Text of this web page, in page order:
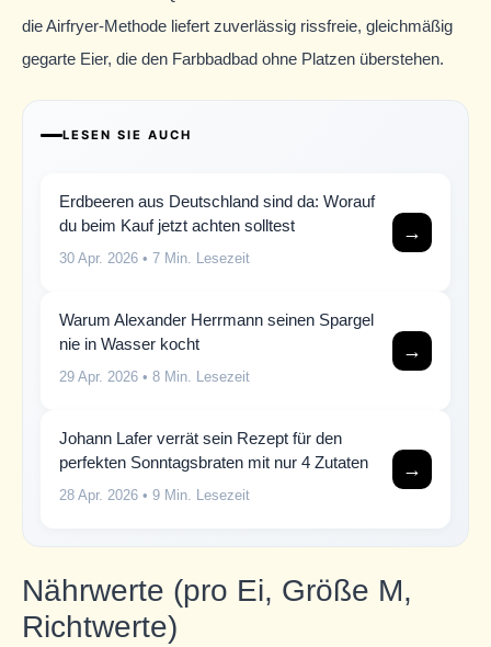
die Airfryer-Methode liefert zuverlässig rissfreie, gleichmäßig
gegarte Eier, die den Farbbadbad ohne Platzen überstehen.
LESEN SIE AUCH
Erdbeeren aus Deutschland sind da: Worauf
du beim Kauf jetzt achten solltest
30 Apr. 2026 • 7 Min. Lesezeit
→
Warum Alexander Herrmann seinen Spargel
nie in Wasser kocht
29 Apr. 2026 • 8 Min. Lesezeit
→
Johann Lafer verrät sein Rezept für den
perfekten Sonntagsbraten mit nur 4 Zutaten
28 Apr. 2026 • 9 Min. Lesezeit
→
Nährwerte (pro Ei, Größe M,
Richtwerte)